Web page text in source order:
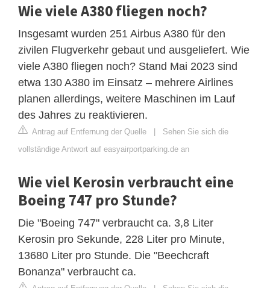
Wie viele A380 fliegen noch?
Insgesamt wurden 251 Airbus A380 für den
zivilen Flugverkehr gebaut und ausgeliefert. Wie
viele A380 fliegen noch? Stand Mai 2023 sind
etwa 130 A380 im Einsatz – mehrere Airlines
planen allerdings, weitere Maschinen im Lauf
des Jahres zu reaktivieren.
Antrag auf Entfernung der Quelle | Sehen Sie sich die
vollständige Antwort auf easyairportparking.de an
Wie viel Kerosin verbraucht eine
Boeing 747 pro Stunde?
Die "Boeing 747" verbraucht ca. 3,8 Liter
Kerosin pro Sekunde, 228 Liter pro Minute,
13680 Liter pro Stunde. Die "Beechcraft
Bonanza" verbraucht ca.